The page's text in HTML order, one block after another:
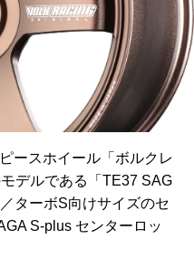
ースホイール「ボルクレ
デルである「TE37 SAG
ターボS向けサイズのセ
S-plus センターロッ